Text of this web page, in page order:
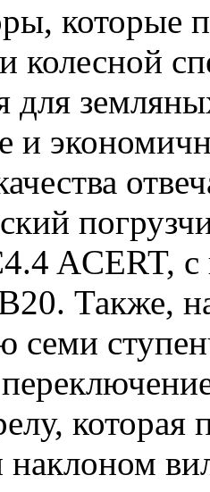
которые
колесной
для
и
ACERT,
Также,
семи
которая
наклоном